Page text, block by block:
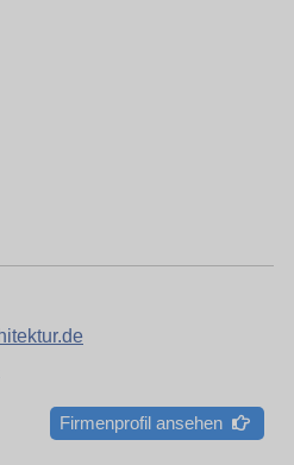
Firmenprofil ansehen